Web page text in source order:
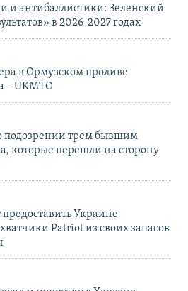
и антибаллистики: Зеленский
в 2026-2027 годах
в Ормузском проливе
– UKMTO
подозрении трем бывшим
которые перешли на сторону
Украине
Patriot из своих запасов